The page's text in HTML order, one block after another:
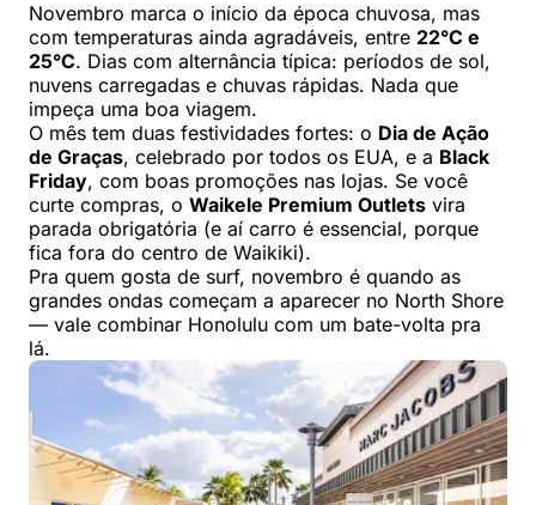
Novembro marca o início da época chuvosa, mas
com temperaturas ainda agradáveis, entre 22°C e
25°C. Dias com alternância típica: períodos de sol,
nuvens carregadas e chuvas rápidas. Nada que
impeça uma boa viagem.
O mês tem duas festividades fortes: o Dia de Ação
de Graças, celebrado por todos os EUA, e a Black
Friday, com boas promoções nas lojas. Se você
curte compras, o Waikele Premium Outlets vira
parada obrigatória (e aí carro é essencial, porque
fica fora do centro de Waikiki).
Pra quem gosta de surf, novembro é quando as
grandes ondas começam a aparecer no North Shore
— vale combinar Honolulu com um bate-volta pra
lá.